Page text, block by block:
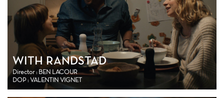
WITH RANDSTAD
Director : BEN LACOUR
DOP : VALENTIN VIGNET